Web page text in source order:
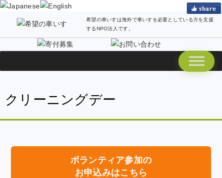
希望の車いすは海外で車いすを必要としている方を支援
するNPO法人です。
クリーニングデー
ボランティア参加の
お申込みはこちら